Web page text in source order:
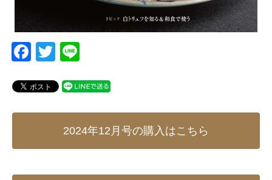
F
c
e
o
T
tt
er
e
2024年12月号の購入はこちら